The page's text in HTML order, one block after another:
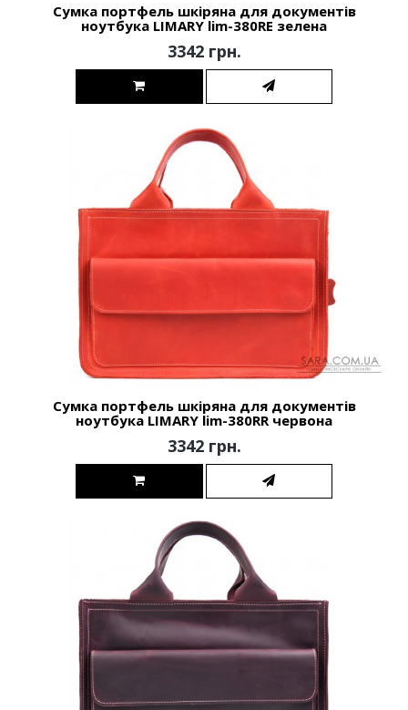
Сумка портфель шкіряна для документів
ноутбука LIMARY lim-380RE зелена
3342 грн.
Сумка портфель шкіряна для документів
ноутбука LIMARY lim-380RR червона
3342 грн.